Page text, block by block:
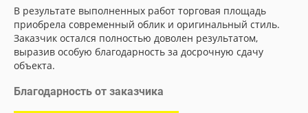
В результате выполненных работ торговая площадь
приобрела современный облик и оригинальный стиль.
Заказчик остался полностью доволен результатом,
выразив особую благодарность за досрочную сдачу
объекта.
Благодарность от заказчика